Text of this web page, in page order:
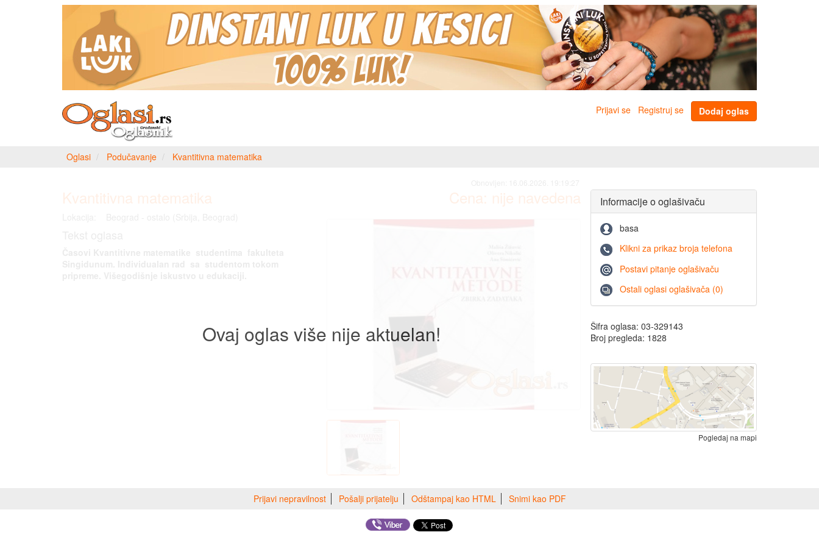
Prijavi se Registruj se Dodaj oglas
Oglasi Podučavanje Kvantitivna matematika
Kvantitivna matematika Cena: nije navedena
Ovaj oglas više nije aktuelan!
Informacije o oglašivaču
basa
Klikni za prikaz broja telefona
Postavi pitanje oglašivaču
Ostali oglasi oglašivača (0)
Šifra oglasa: 03-329143
Broj pregleda: 1828
Pogledaj na mapi
Prijavi nepravilnost Pošalji prijatelju Odštampaj kao HTML Snimi kao PDF